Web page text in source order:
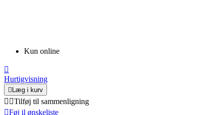
Kun online

Hurtigvisning
Læg i kurv
 Tilføj til sammenligning
Føj il ønskeliste